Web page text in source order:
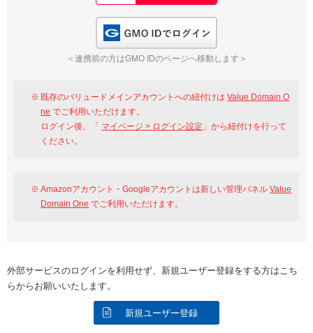
GMO ID Amazon
※AmazonはValue Domain Oneのログイン画面へ遷移します
Google Yahoo!
GMO ID
＜連携前の方はGMO IDのページへ移動します＞
既存のバリュードメインアカウントへの紐付けはValue Domain O
ne でご利用いただけます。
ログイン後、「 マイページ > ログイン設定 」から紐付けを行って
ください。
Amazonアカウント・Googleアカウントは新しい管理パネルValue
Domain One でご利用いただけます。
外部サービスのログインを利用せず、新規ユーザー登録をする方はこち
らからお願いいたします。
新規ユーザー登録